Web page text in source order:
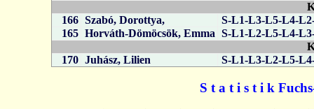
166 Szabó, Dorottya,
S-L1-L3-L5-L4-
165 Horváth-Dömöcsök, Emma
S-L1-L2-L5-L4-
170 Juhász, Lilien S-L1-L3-L2-L5-
S t a t i s t i k